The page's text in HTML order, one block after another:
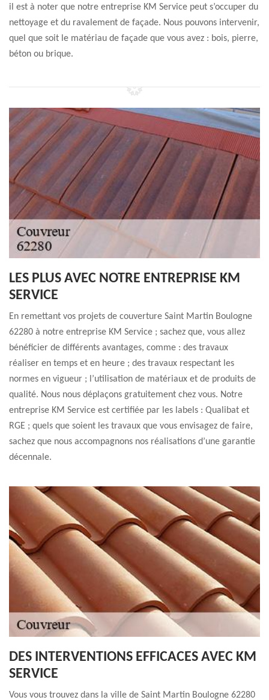
il est à noter que notre entreprise KM Service peut s’occuper du
nettoyage et du ravalement de façade. Nous pouvons intervenir,
quel que soit le matériau de façade que vous avez : bois, pierre,
béton ou brique.
LES PLUS AVEC NOTRE ENTREPRISE KM
SERVICE
En remettant vos projets de couverture Saint Martin Boulogne
62280 à notre entreprise KM Service ; sachez que, vous allez
bénéficier de différents avantages, comme : des travaux
réaliser en temps et en heure ; des travaux respectant les
normes en vigueur ; l’utilisation de matériaux et de produits de
qualité. Nous nous déplaçons gratuitement chez vous. Notre
entreprise KM Service est certifiée par les labels : Qualibat et
RGE ; quels que soient les travaux que vous envisagez de faire,
sachez que nous accompagnons nos réalisations d’une garantie
décennale.
DES INTERVENTIONS EFFICACES AVEC KM
SERVICE
Vous vous trouvez dans la ville de Saint Martin Boulogne 62280